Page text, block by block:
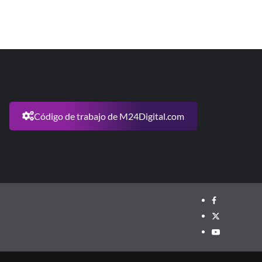
Código de trabajo de M24Digital.com